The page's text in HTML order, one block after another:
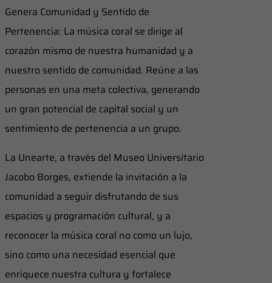
Genera Comunidad y Sentido de
Pertenencia: La música coral se dirige al
corazón mismo de nuestra humanidad y a
nuestro sentido de comunidad. Reúne a las
personas en una meta colectiva, generando
un gran potencial de capital social y un
sentimiento de pertenencia a un grupo.
La Unearte, a través del Museo Universitario
Jacobo Borges, extiende la invitación a la
comunidad a seguir disfrutando de sus
espacios y programación cultural, y a
reconocer la música coral no como un lujo,
sino como una necesidad esencial que
enriquece nuestra cultura y fortalece